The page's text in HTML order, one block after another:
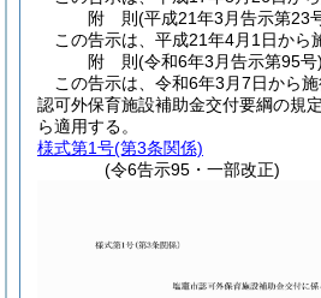
附 則(平成21年3月告示第23
この告示は、平成21年4月1日から
附 則(令和6年3月告示第95号)
この告示は、令和6年3月7日から
認可外保育施設補助金交付要綱の規
ら適用する。
様式第1号(第3条関係)
(令6告示95・一部改正)